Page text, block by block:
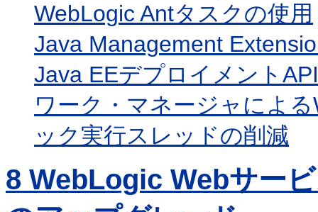
WebLogic Antタスクの使用
Java Management
Java EEデプロイメント
ワーク・マネージャによ
ック実行スレッドの削減
8 WebLogic Webサー